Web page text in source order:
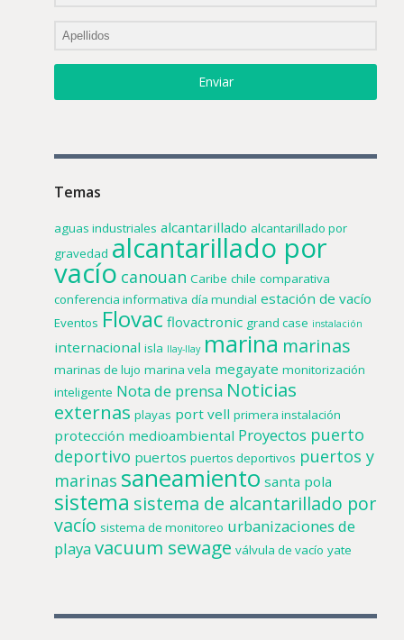
Enviar
Temas
aguas industriales alcantarillado alcantarillado por
gravedad alcantarillado por
vacío canouan Caribe chile comparativa
conferencia informativa día mundial estación de vacío
Eventos Flovac flovactronic grand case instalación
internacional isla llay-llay marina marinas
marinas de lujo marina vela megayate monitorización
inteligente Nota de prensa Noticias
externas playas port vell primera instalación
protección medioambiental Proyectos puerto
deportivo puertos puertos deportivos puertos y
marinas saneamiento santa pola
sistema sistema de alcantarillado por
vacío sistema de monitoreo urbanizaciones de
playavacuum sewage válvula de vacío yate